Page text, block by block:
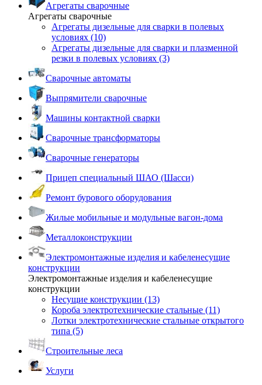
Агрегаты сварочные
Агрегаты сварочные
Агрегаты дизельные для сварки в полевых
условиях (10)
Агрегаты дизельные для сварки и плазменной
резки в полевых условиях (3)
Сварочные автоматы
Выпрямители сварочные
Машины контактной сварки
Сварочные трансформаторы
Сварочные генераторы
Прицеп специальный ШАО (Шасси)
Ремонт бурового оборудования
Жилые мобильные и модульные вагон-дома
Металлоконструкции
Электромонтажные изделия и кабеленесущие
конструкции
Электромонтажные изделия и кабеленесущие
конструкции
Несущие конструкции (13)
Короба электротехнические стальные (11)
Лотки электротехнические стальные открытого
типа (5)
Строительные леса
Услуги